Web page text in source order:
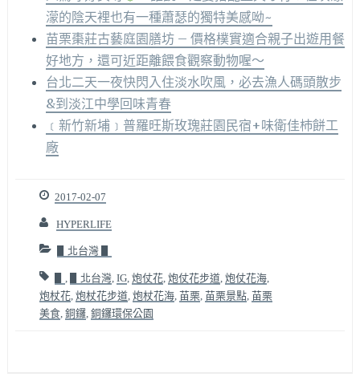
濛的陰天裡也有一種蕭瑟的獨特美感呦~
苗栗棗莊古藝庭園膳坊 – 價格樸實適合親子出遊用餐
好地方，還可近距離餵食觀察動物喔～
台北二天一夜快閃入住淡水吹風，必去漁人碼頭散步
&到淡江中學回味青春
﹝新竹新埔﹞普羅旺斯玫瑰莊園民宿+味衛佳杮餅工
廠
2017-02-07
HYPERLIFE
▋北台灣 ▋
▋北台灣, IG, 炮仗花, 炮仗花步道, 炮仗花海,
炮杖花, 炮杖花步道, 炮杖花海, 苗栗, 苗栗景點, 苗栗
美食, 銅鑼, 銅鑼環保公園